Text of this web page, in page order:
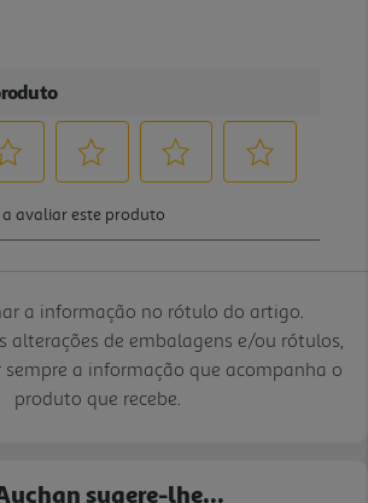
a informação no rótulo do artigo.
alterações de embalagens e/ou rótulos,
sempre a informação que acompanha o
produto que recebe.
sugere-lhe...